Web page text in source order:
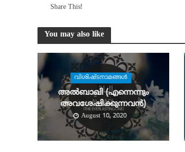
Share This!
You may also like
വിശിഷ്ടനാമങ്ങള്‍
അല്‍ബാഖി (എന്നെന്നും
അവശേഷിക്കുന്നവന്‍)
August 10, 2020